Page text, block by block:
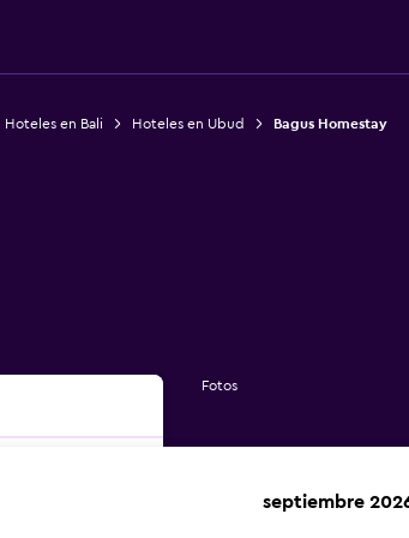
Hoteles en Bali Hoteles en Ubud Bagus Homestay
Fotos
septiembre